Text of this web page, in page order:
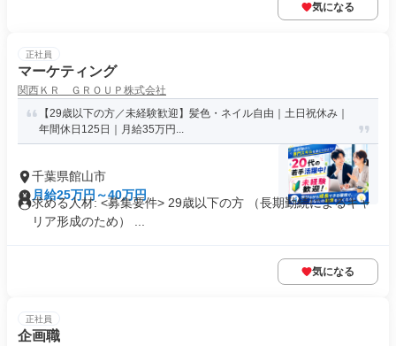
気になる
正社員
マーケティング
関西ＫＲ ＧＲＯＵＰ株式会社
【29歳以下の方／未経験歓迎】髪色・ネイル自由｜土日祝休み｜
年間休日125日｜月給35万円...
千葉県館山市
月給25万円～40万円
求める人材: <募集要件> 29歳以下の方 （長期勤続によるキャ
リア形成のため） ...
気になる
正社員
企画職